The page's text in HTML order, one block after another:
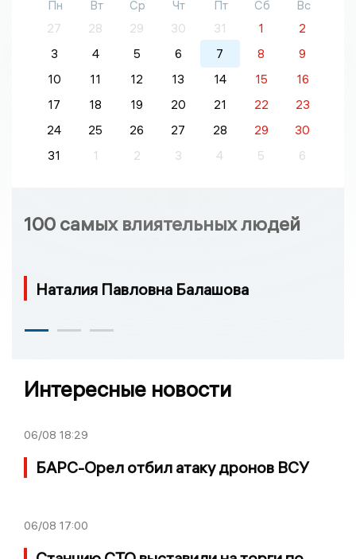
Пн Вт Ср Чт Пт Сб
Вс
27
28 29 30 31 1
2
3
4 5 6 7 8
9
10
11 12 13 14 15
16
17
18 19 20 21 22
23
24
25 26 27 28 29
30
31
1 2 3 4 5 6
100 самых влиятельных людей
Наталия Павловна Балашова
Интересные новости
06/08 18:29
БАРС-Орел отбил атаку дронов ВСУ
06/08 17:00